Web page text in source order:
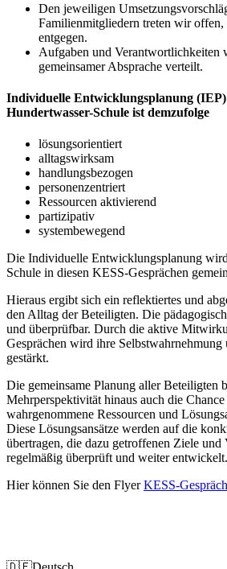
Den jeweiligen
Familienmitgliedern treten wir
entgegen.
Aufgaben und Verantwortlichkeiten
gemeinsamer Absprache verteilt.
Individuelle Entwicklungsplanung
Hundertwasser-Schule ist demzufolge
lösungsorientiert
alltagswirksam
handlungsbezogen
personenzentriert
Ressourcen aktivierend
partizipativ
systembewegend
Die Individuelle Entwicklungsplanung
Schule in diesen KESS-Gesprächen
Hieraus ergibt sich ein reflektiertes und
den Alltag der Beteiligten. Die
und überprüfbar. Durch die aktive
Gesprächen wird ihre
gestärkt.
Die gemeinsame Planung aller Beteiligten
Mehrperspektivität hinaus auch die
wahrgenommene Ressourcen und
Diese Lösungsansätze werden auf die
übertragen, die dazu getroffenen Ziele und
regelmäßig überprüft und weiter entwickelt.
Hier können Sie den FlyerKESS-